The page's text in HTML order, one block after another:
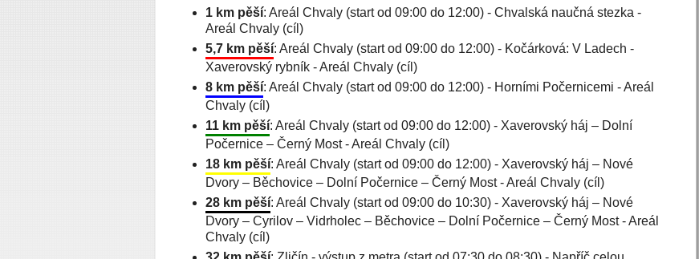
1 km pěší: Areál Chvaly (start od 09:00 do 12:00) - Chvalská naučná stezka -
Areál Chvaly (cíl)
5,7 km pěší: Areál Chvaly (start od 09:00 do 12:00) - Kočárková: V Ladech -
Xaverovský rybník - Areál Chvaly (cíl)
8 km pěší: Areál Chvaly (start od 09:00 do 12:00) - Horními Počernicemi - Areál
Chvaly (cíl)
11 km pěší: Areál Chvaly (start od 09:00 do 12:00) - Xaverovský háj – Dolní
Počernice – Černý Most - Areál Chvaly (cíl)
18 km pěší: Areál Chvaly (start od 09:00 do 12:00) - Xaverovský háj – Nové
Dvory – Běchovice – Dolní Počernice – Černý Most - Areál Chvaly (cíl)
28 km pěší: Areál Chvaly (start od 09:00 do 10:30) - Xaverovský háj – Nové
Dvory – Cyrilov – Vidrholec – Běchovice – Dolní Počernice – Černý Most - Areál
Chvaly (cíl)